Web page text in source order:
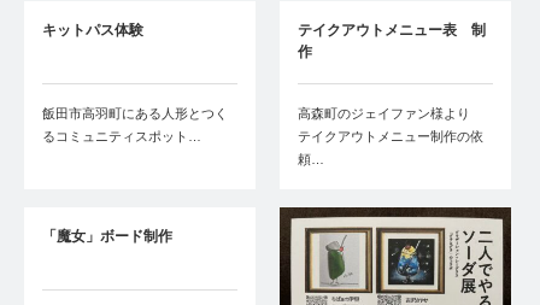
キットパス体験
飯田市高羽町にある人形とつく
るコミュニティスポット…
テイクアウトメニュー表 制
作
高森町のジェイファン様より
テイクアウトメニュー制作の依
頼…
「魔女」ボード制作